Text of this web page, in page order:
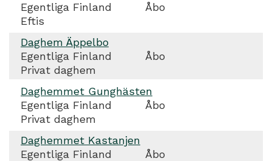
Egentliga Finland
Åbo
Eftis
Daghem Äppelbo
Egentliga Finland
Åbo
Privat daghem
Daghemmet Gunghästen
Egentliga Finland
Åbo
Privat daghem
Daghemmet Kastanjen
Egentliga Finland
Åbo